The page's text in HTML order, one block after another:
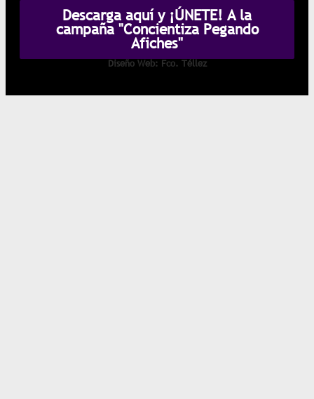
Descarga aquí y ¡ÚNETE! A la
campaña "Concientiza Pegando
Afiches"
Diseño Web: Fco. Téllez